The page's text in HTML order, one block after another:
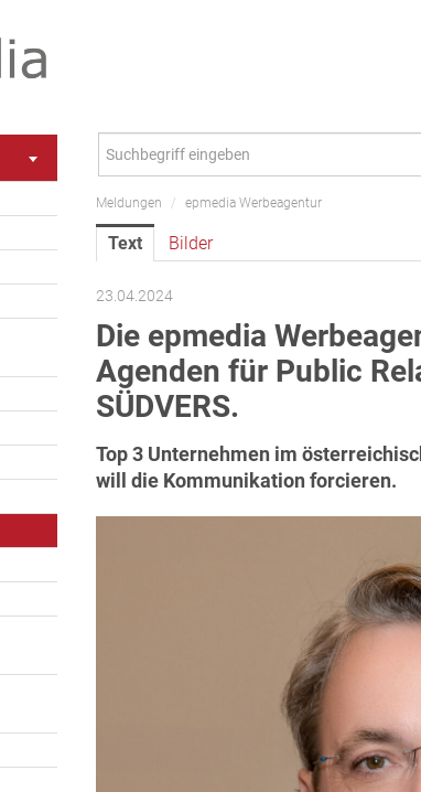
Meldungen / epmedia Werbeagentur
Text Bilder
23.04.2024
Die epmedia
Agenden für Public
SÜDVERS.
Top 3 Unternehmen im
will die Kommunikation forcieren.